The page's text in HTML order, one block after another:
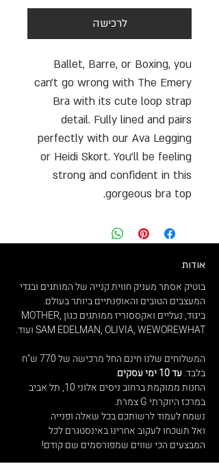
לרכישה
Ballet, Barre, or Boxing, you
can't go wrong with The Emery
Bra with its cute loop strap
detail. Fully lined and pairs
perfectly with our Ava Legging
or Heidi Skort. You'll be feeling
strong and confident in this
gorgeous bra top.
אודות
בוטיק אסתר מעניק חווית קנייה של המותגים ובגדי
המעצבים הטובים והאופנתיים ביותר בעולם.
ביגוד, נעליים ואקססוריז ממותגים כגון MOTHER,
SAM EDELMAN, OLIVIA, WEWOREWHAT ועוד.
המשלוחים שלנו חינם החל מרכישה של 770 ש"ח
בלבד. עד 10 ימי עסקים
.
החנות ממוקמת ברחוב ניסים אלוני 10, תל אביב
במרכז היוקרתי G צמרת.
נשמח לעמוד לרשותכם בכל שאלה ופנייה.
ואל תשכחו לעקוב אחרינו באינסטגרם לכל
המבצעים הכי שווים שמפורסמים שם קודם!